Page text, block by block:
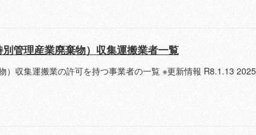
別管理産業廃棄物）収集運搬業者一覧
）収集運搬業の許可を持つ事業者の一覧 ※更新情報 R8.1.13